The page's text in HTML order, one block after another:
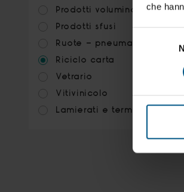
che
Prodotti voluminosi
Prodotti sfusi
Ruote - pneumatici
Riciclo carta
Vetrario
Vitivinicolo
Lamierati e termoformati